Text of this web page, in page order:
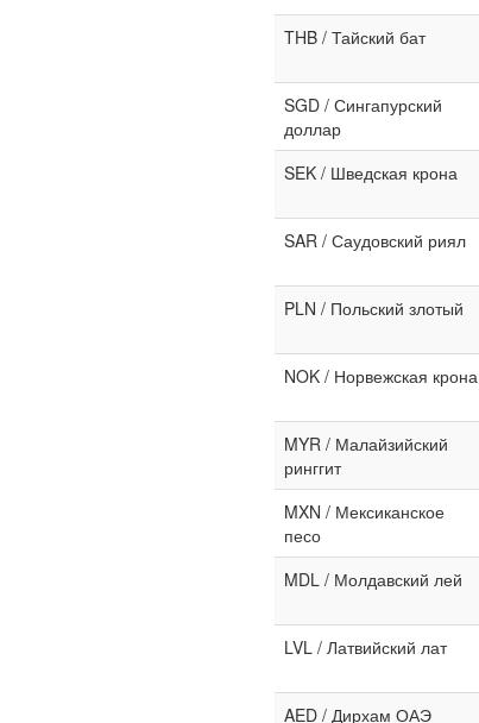
THB / Тайский бат
SGD / Сингапурский
доллар
SEK / Шведская крона
SAR / Саудовский риял
PLN / Польский злотый
NOK / Норвежская крона
MYR / Малайзийский
ринггит
MXN / Мексиканское
песо
MDL / Молдавский лей
LVL / Латвийский лат
AED / Дирхам ОАЭ